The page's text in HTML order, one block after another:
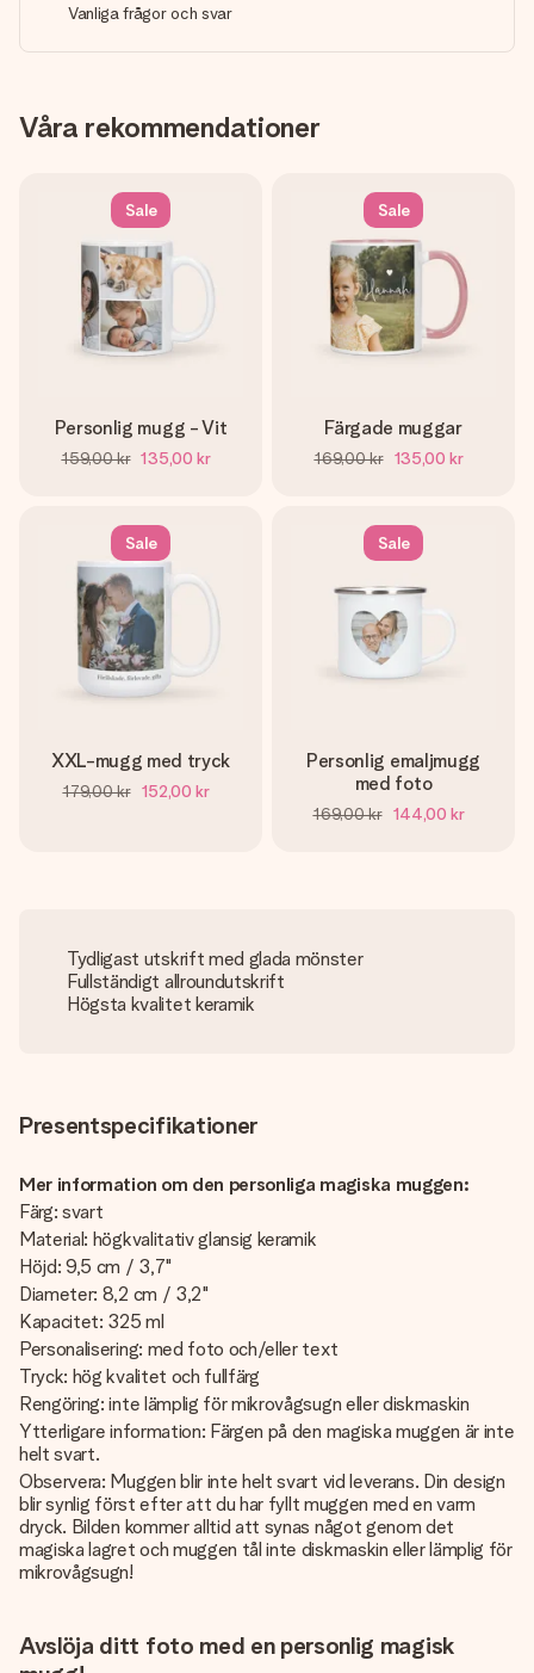
Vanliga frågor och svar
Våra rekommendationer
Sale
Personlig mugg - Vit
159,00 kr 135,00 kr
Sale
Färgade muggar
169,00 kr 135,00 kr
Sale
XXL-mugg med tryck
179,00 kr 152,00 kr
Sale
Personlig emaljmugg
med foto
169,00 kr 144,00 kr
Tydligast utskrift med glada mönster
Fullständigt allroundutskrift
Högsta kvalitet keramik
Presentspecifikationer
Mer information om den personliga magiska muggen:
Färg: svart
Material: högkvalitativ glansig keramik
Höjd: 9,5 cm / 3,7"
Diameter: 8,2 cm / 3,2"
Kapacitet: 325 ml
Personalisering: med foto och/eller text
Tryck: hög kvalitet och fullfärg
Rengöring: inte lämplig för mikrovågsugn eller diskmaskin
Ytterligare information: Färgen på den magiska muggen är inte
helt svart.
Observera: Muggen blir inte helt svart vid leverans. Din design
blir synlig först efter att du har fyllt muggen med en varm
dryck. Bilden kommer alltid att synas något genom det
magiska lagret och muggen tål inte diskmaskin eller lämplig för
mikrovågsugn!
Avslöja ditt foto med en personlig magisk